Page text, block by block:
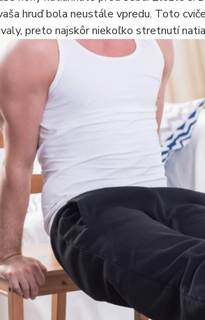
hruď bola neustále vpredu. Toto
preto najskôr niekoľko stretnutí